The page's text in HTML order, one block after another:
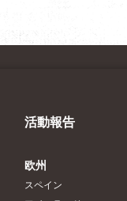
活動報告
欧州
スペイン